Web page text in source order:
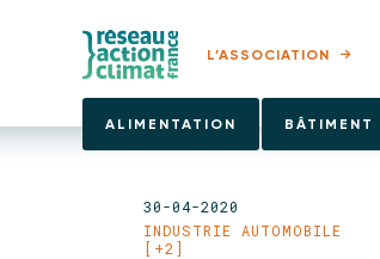
L’ASSOCIATION
ALIMENTATION BÂTIMENT
30-04-2020
INDUSTRIE AUTOMOBILE
[+2]